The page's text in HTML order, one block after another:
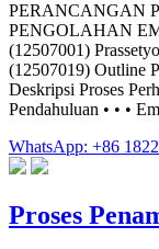
PERANCANGAN
PENGOLAHAN
(12507001)
(12507019) Outline
Deskripsi Proses
Pendahuluan • • •
WhatsApp: +86
Proses